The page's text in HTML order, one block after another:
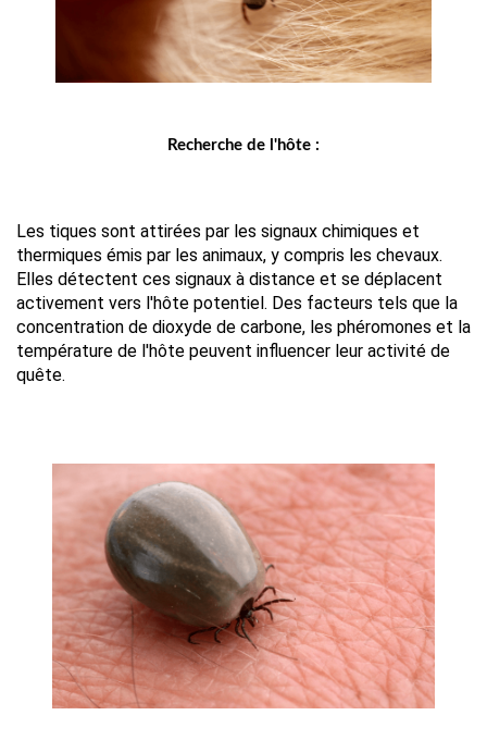
Recherche de l'hôte :
Les tiques sont attirées par les signaux chimiques et
thermiques émis par les animaux, y compris les chevaux.
Elles détectent ces signaux à distance et se déplacent
activement vers l'hôte potentiel. Des facteurs tels que la
concentration de dioxyde de carbone, les phéromones et la
température de l'hôte peuvent influencer leur activité de
quête.